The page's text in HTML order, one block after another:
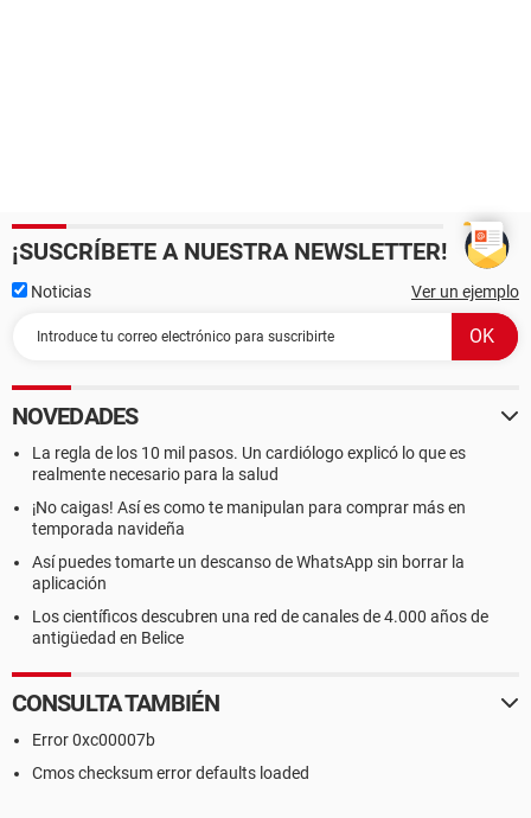
¡SUSCRÍBETE A NUESTRA NEWSLETTER!
Noticias Ver un ejemplo
NOVEDADES
La regla de los 10 mil pasos. Un cardiólogo explicó lo que es
realmente necesario para la salud
¡No caigas! Así es como te manipulan para comprar más en
temporada navideña
Así puedes tomarte un descanso de WhatsApp sin borrar la
aplicación
Los científicos descubren una red de canales de 4.000 años de
antigüedad en Belice
CONSULTA TAMBIÉN
Error 0xc00007b
Cmos checksum error defaults loaded